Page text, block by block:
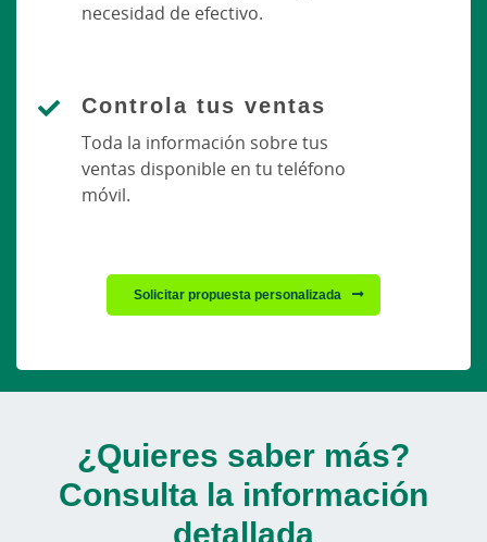
necesidad de efectivo.
Controla tus ventas
Toda la información sobre tus
ventas disponible en tu teléfono
móvil.
Solicitar propuesta personalizada
¿Quieres saber más?
Consulta la información
detallada